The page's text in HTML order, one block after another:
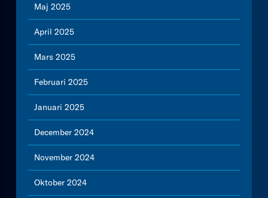
Maj 2025
April 2025
Mars 2025
Februari 2025
Januari 2025
December 2024
November 2024
Oktober 2024